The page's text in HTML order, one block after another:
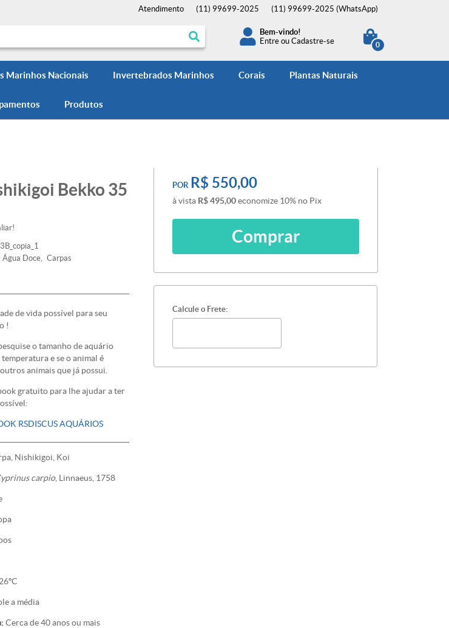
Atendimento (11) 99699-2025 (11) 99699-2025 (WhatsApp)
Bem-vindo!
Entre ouCadastre-se 0
Marinhos Nacionais Invertebrados Marinhos Corais Plantas Naturais
Produtos
Bekko 35
Água Doce Carpas
de vida possível para seu
!
o tamanho de aquário
e se o animal é
animais que já possui.
gratuito para lhe ajudar a ter
RSDISCUS AQUÁRIOS
Nishikigoi, Koi
carpio, Linnaeus, 1758
a média
Cerca de 40 anos ou mais
POR R$ 550,00
à vista R$ 495,00economize 10% no Pix
Comprar
Calcule o Frete: